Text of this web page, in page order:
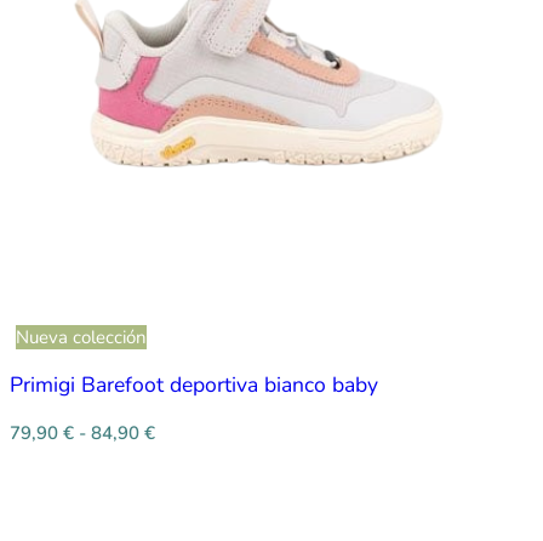
Nueva colección
Primigi Barefoot deportiva bianco baby
79,90 € - 84,90 €